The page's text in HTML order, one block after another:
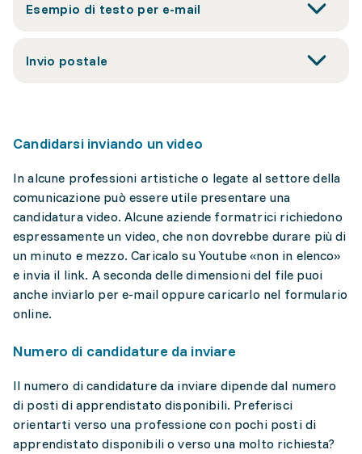
Esempio di testo per e-mail
Invio postale
Candidarsi inviando un video
In alcune professioni artistiche o legate al settore della
comunicazione può essere utile presentare una
candidatura video. Alcune aziende formatrici richiedono
espressamente un video, che non dovrebbe durare più di
un minuto e mezzo. Caricalo su Youtube «non in elenco»
e invia il link. A seconda delle dimensioni del file puoi
anche inviarlo per e-mail oppure caricarlo nel formulario
online.
Numero di candidature da inviare
Il numero di candidature da inviare dipende dal numero
di posti di apprendistato disponibili. Preferisci
orientarti verso una professione con pochi posti di
apprendistato disponibili o verso una molto richiesta?